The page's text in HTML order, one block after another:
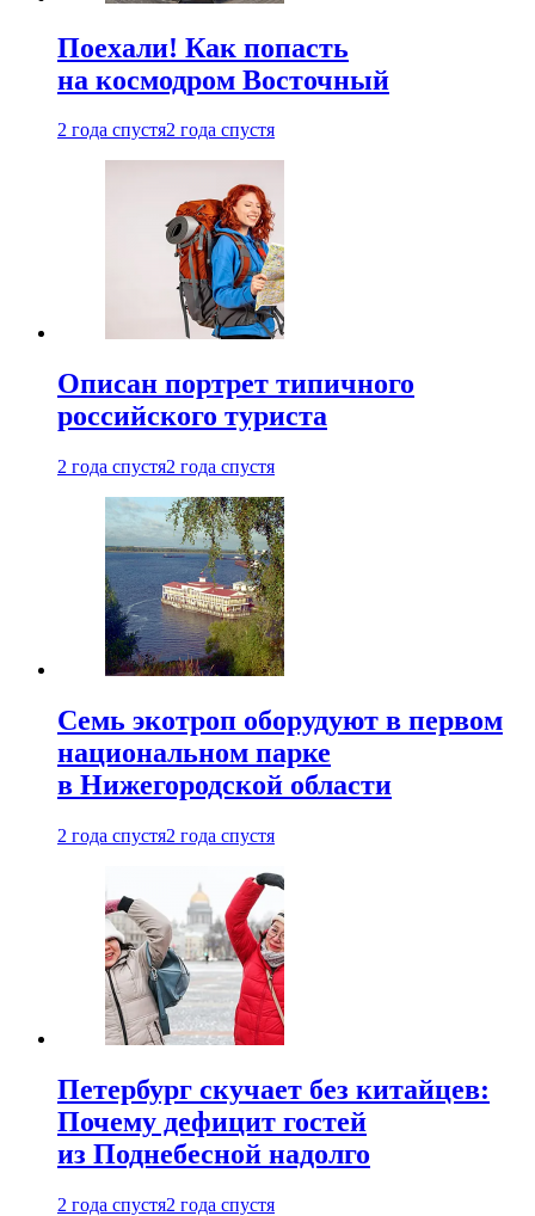
Поехали! Как попасть
на космодром Восточный
2 года спустя2 года спустя
Описан портрет типичного
российского туриста
2 года спустя2 года спустя
Семь экотроп оборудуют в первом
национальном парке
в Нижегородской области
2 года спустя2 года спустя
Петербург скучает без китайцев:
Почему дефицит гостей
из Поднебесной надолго
2 года спустя2 года спустя